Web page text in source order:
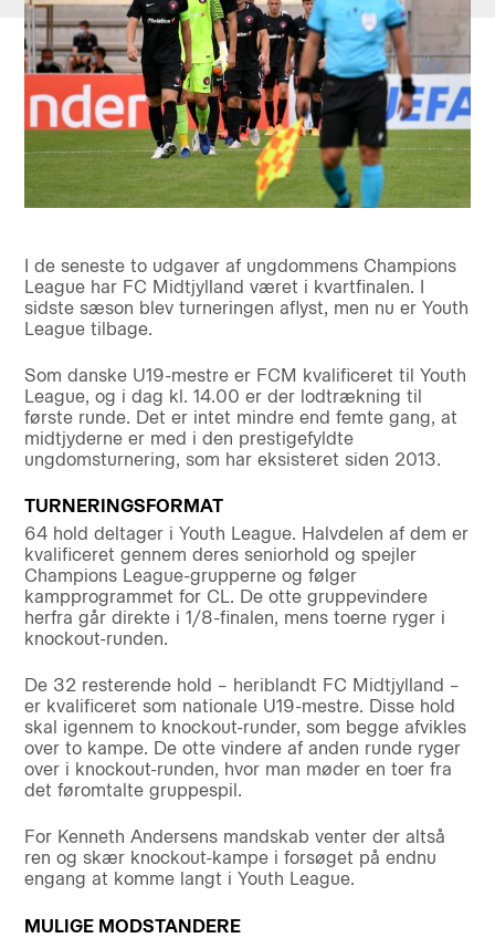
I de seneste to udgaver af ungdommens Champions
League har FC Midtjylland været i kvartfinalen. I
sidste sæson blev turneringen aflyst, men nu er Youth
League tilbage.
Som danske U19-mestre er FCM kvalificeret til Youth
League, og i dag kl. 14.00 er der lodtrækning til
første runde. Det er intet mindre end femte gang, at
midtjyderne er med i den prestigefyldte
ungdomsturnering, som har eksisteret siden 2013.
TURNERINGSFORMAT
64 hold deltager i Youth League. Halvdelen af dem er
kvalificeret gennem deres seniorhold og spejler
Champions League-grupperne og følger
kampprogrammet for CL. De otte gruppevindere
herfra går direkte i 1/8-finalen, mens toerne ryger i
knockout-runden.
De 32 resterende hold – heriblandt FC Midtjylland –
er kvalificeret som nationale U19-mestre. Disse hold
skal igennem to knockout-runder, som begge afvikles
over to kampe. De otte vindere af anden runde ryger
over i knockout-runden, hvor man møder en toer fra
det føromtalte gruppespil.
For Kenneth Andersens mandskab venter der altså
ren og skær knockout-kampe i forsøget på endnu
engang at komme langt i Youth League.
MULIGE MODSTANDERE